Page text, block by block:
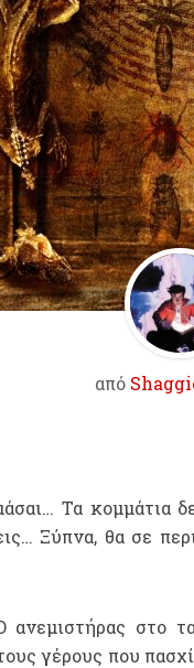
από
Τα κομμάτια
Ξύπνα, θα σε
στο
γέρους που